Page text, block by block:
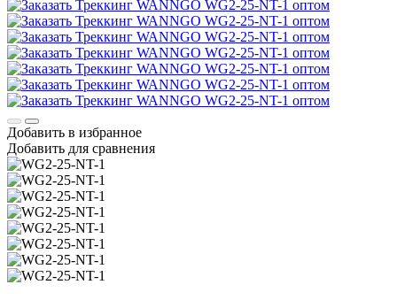
Добавить в избранное
Добавить для сравнения